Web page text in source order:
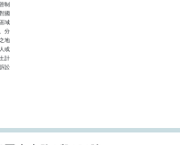
制
國
域
分
地
或
計
訟